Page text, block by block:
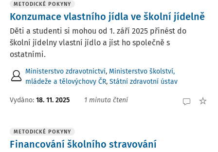
METODICKÉ POKYNY
Konzumace vlastního jídla ve školní jídelně
Děti a studenti si mohou od 1. září 2025 přinést do
školní jídelny vlastní jídlo a jíst ho společně s
ostatními.
Ministerstvo zdravotnictví, Ministerstvo školství,
mládeže a tělovýchovy ČR, Státní zdravotní ústav
Vydáno: 18. 11. 2025 1 minuta čtení
METODICKÉ POKYNY
Financování školního stravování